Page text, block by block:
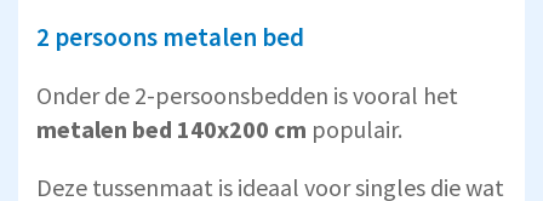
2 persoons metalen bed
Onder de 2-persoonsbedden is vooral het
metalen bed 140x200 cm populair.
Deze tussenmaat is ideaal voor singles die wat